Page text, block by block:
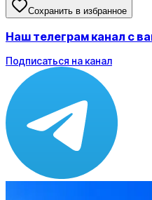
Сохранить в избранное
Наш телеграм канал с
Подписаться на канал